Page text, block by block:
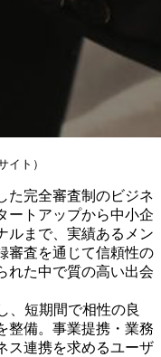
イト）
た完全審査制のビジネ
ートアップから中小企
ルまで、実績あるメン
審査を通じて信頼性の
れた中で質の高い出会
、短期間で相性の良
整備。事業提携・業務
ス連携を求めるユーザ